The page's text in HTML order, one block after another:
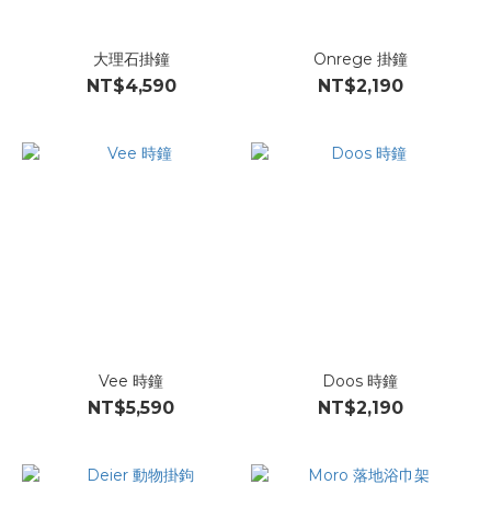
大理石掛鐘
NT$4,590
Onrege 掛鐘
NT$2,190
Vee 時鐘
NT$5,590
Doos 時鐘
NT$2,190